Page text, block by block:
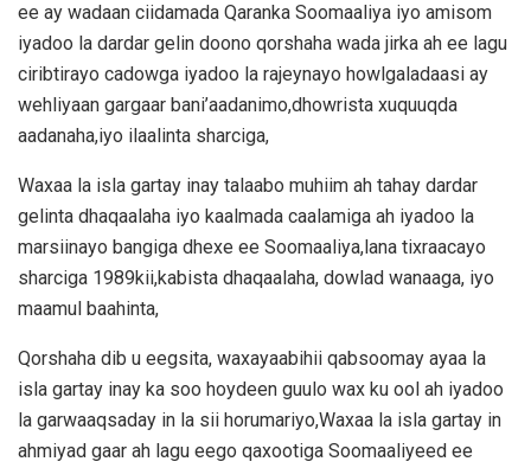
ee ay wadaan ciidamada Qaranka Soomaaliya iyo amisom
iyadoo la dardar gelin doono qorshaha wada jirka ah ee lagu
ciribtirayo cadowga iyadoo la rajeynayo howlgaladaasi ay
wehliyaan gargaar bani’aadanimo,dhowrista xuquuqda
aadanaha,iyo ilaalinta sharciga,
Waxaa la isla gartay inay talaabo muhiim ah tahay dardar
gelinta dhaqaalaha iyo kaalmada caalamiga ah iyadoo la
marsiinayo bangiga dhexe ee Soomaaliya,lana tixraacayo
sharciga 1989kii,kabista dhaqaalaha, dowlad wanaaga, iyo
maamul baahinta,
Qorshaha dib u eegsita, waxayaabihii qabsoomay ayaa la
isla gartay inay ka soo hoydeen guulo wax ku ool ah iyadoo
la garwaaqsaday in la sii horumariyo,Waxaa la isla gartay in
ahmiyad gaar ah lagu eego qaxootiga Soomaaliyeed ee